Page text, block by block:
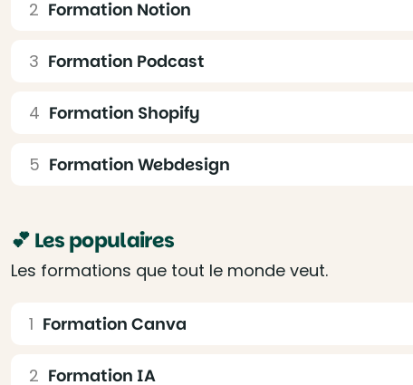
Formation Notion
Formation Podcast
Formation Shopify
Formation Webdesign
💕 Les populaires
Les formations que tout le monde veut.
Formation Canva
Formation IA